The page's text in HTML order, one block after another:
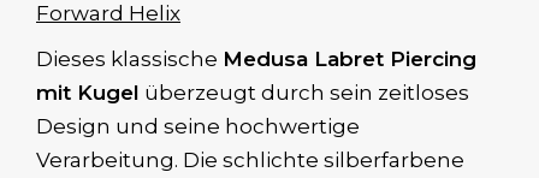
Forward Helix
Dieses klassische Medusa Labret Piercing
mit Kugel überzeugt durch sein zeitloses
Design und seine hochwertige
Verarbeitung. Die schlichte silberfarbene